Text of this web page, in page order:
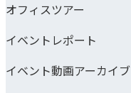
オフィスツアー
イベントレポート
イベント動画アーカイブ